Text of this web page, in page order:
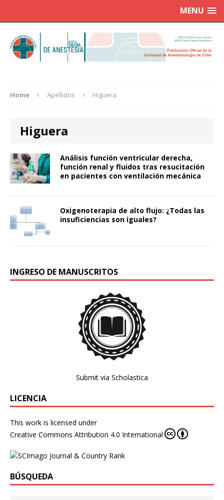
MENU
Home Apellidos Higuera
Higuera
Análisis función ventricular derecha,
función renal y fluidos tras resucitación
en pacientes con ventilación mecánica
Oxigenoterapia de alto flujo: ¿Todas las
insuficiencias son iguales?
INGRESO DE MANUSCRITOS
Submit via Scholastica
LICENCIA
This work is licensed under
Creative Commons Attribution 4.0 International
BÚSQUEDA